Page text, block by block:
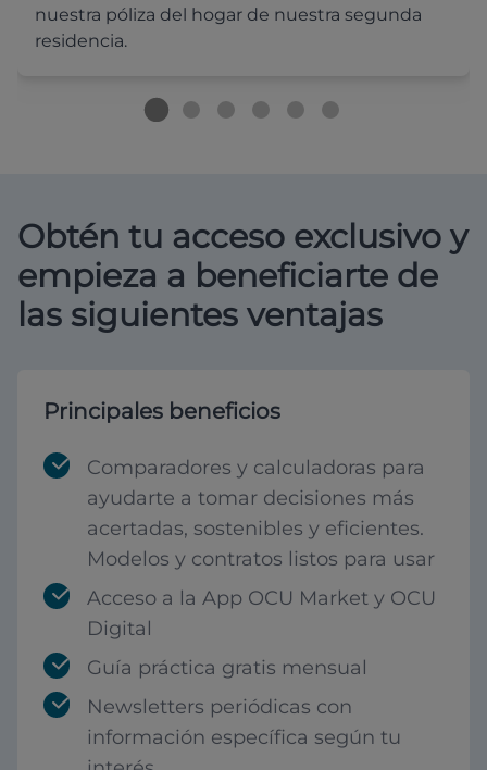
nuestra póliza del hogar de nuestra segunda
residencia.
Obtén tu acceso exclusivo y
empieza a beneficiarte de
las siguientes ventajas
Principales beneficios
Comparadores y calculadoras para
ayudarte a tomar decisiones más
acertadas, sostenibles y eficientes.
Modelos y contratos listos para usar
Acceso a la App OCU Market y OCU
Digital
Guía práctica gratis mensual
Newsletters periódicas con
información específica según tu